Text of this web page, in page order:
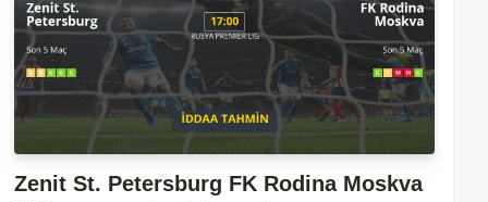
Zenit St. Petersburg FK Rodina Moskva